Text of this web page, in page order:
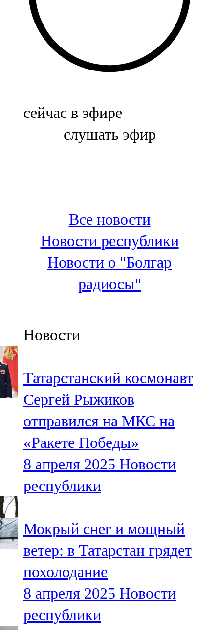
Баулы
107,5 FM
Биләр
Болгар
100,3 FM
Зәй
106,6 FM
Кадыбаш
105,2 FM
91,5 FM
106,1 FM
Кама тамагы
71,51 FM
Кукмара
107,9 FM
Лениногорский
Мамадыш
106,2 FM
Минзәлә
107,3 FM
Мөслим
сейчас в эфире
слушать эфир
Все новости
Новости республики
Новости о "Болгар
радиосы"
Новости
Татарстанский космонавт
Сергей Рыжиков
отправился на МКС на
«Ракете Победы»
8 апреля 2025 Новости
республики
Мокрый снег и мощный
ветер: в Татарстан грядет
похолодание
8 апреля 2025 Новости
республики